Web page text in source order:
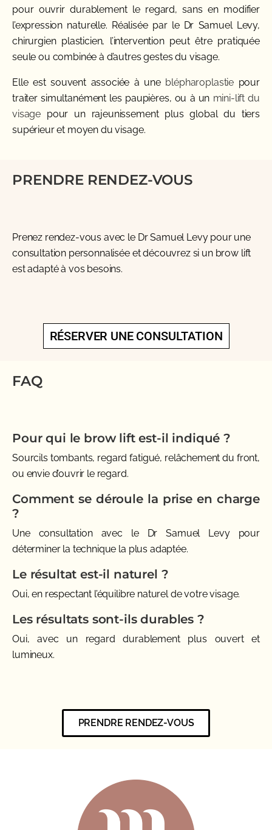
pour ouvrir durablement le regard, sans en modifier
l’expression naturelle. Réalisée par le Dr Samuel Levy,
chirurgien plasticien, l’intervention peut être pratiquée
seule ou combinée à d’autres gestes du visage.
Elle est souvent associée à une blépharoplastie pour
traiter simultanément les paupières, ou à un mini-lift du
visage pour un rajeunissement plus global du tiers
supérieur et moyen du visage.
PRENDRE RENDEZ-VOUS
Prenez rendez-vous avec le Dr Samuel Levypour une
consultation personnalisée et découvrez si un brow lift
est adapté à vos besoins.
RÉSERVER UNE CONSULTATION
FAQ
Pour qui le brow lift est-il indiqué ?
Sourcils tombants, regard fatigué, relâchement du front,
ou envie d’ouvrir le regard.
Comment se déroule la prise en charge
?
Une consultation avec le Dr Samuel Levy pour
déterminer la technique la plus adaptée.
Le résultat est-il naturel ?
Oui, en respectant l’équilibre naturel de votre visage.
Les résultats sont-ils durables ?
Oui, avec un regard durablement plus ouvert et
lumineux.
PRENDRE RENDEZ-VOUS